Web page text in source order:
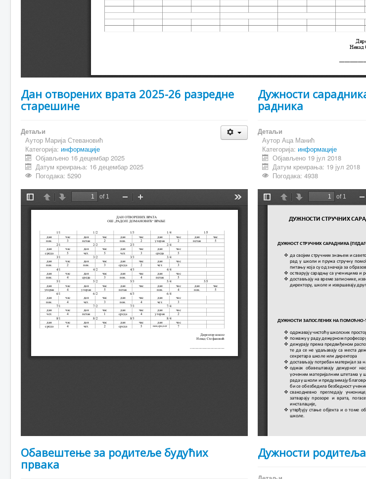
Дан отворених врата 2025-26 разредне
старешине
Детаљи
Аутор Марија Стевановић
Категорија: информације
Објављено 16 децембар 2025
Датум креирања: 16 децембар 2025
Погодака: 5290
Дужности
радника
Детаљи
АуторАца Манић
Категорија:информације
Објављено 19 јул 2018
Датум креирања: 19 јул 2018
Погодака: 4938
Обавештење за родитеље будућих
првака
Дужности родитеља